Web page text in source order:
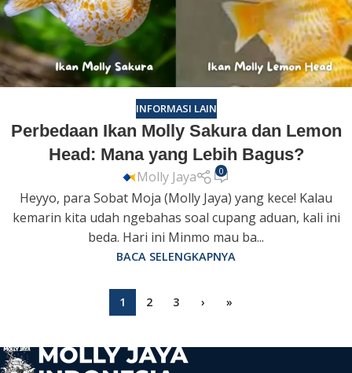
INFORMASI LAIN
Perbedaan Ikan Molly Sakura dan Lemon
Head: Mana yang Lebih Bagus?
Molly Jaya 0
Heyyo, para Sobat Moja (Molly Jaya) yang kece! Kalau
kemarin kita udah ngebahas soal cupang aduan, kali ini
beda. Hari ini Minmo mau ba...
BACA SELENGKAPNYA
1 2 3 › »